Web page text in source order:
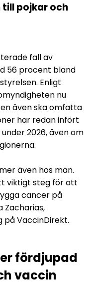
pojkar och
fall av
56 procent bland
Enligt
nu
även ska omfatta
har redan infört
2026, även om
även hos män.
viktigt steg för att
cancer på
Zacharias,
på VaccinDirekt.
fördjupad
vaccin